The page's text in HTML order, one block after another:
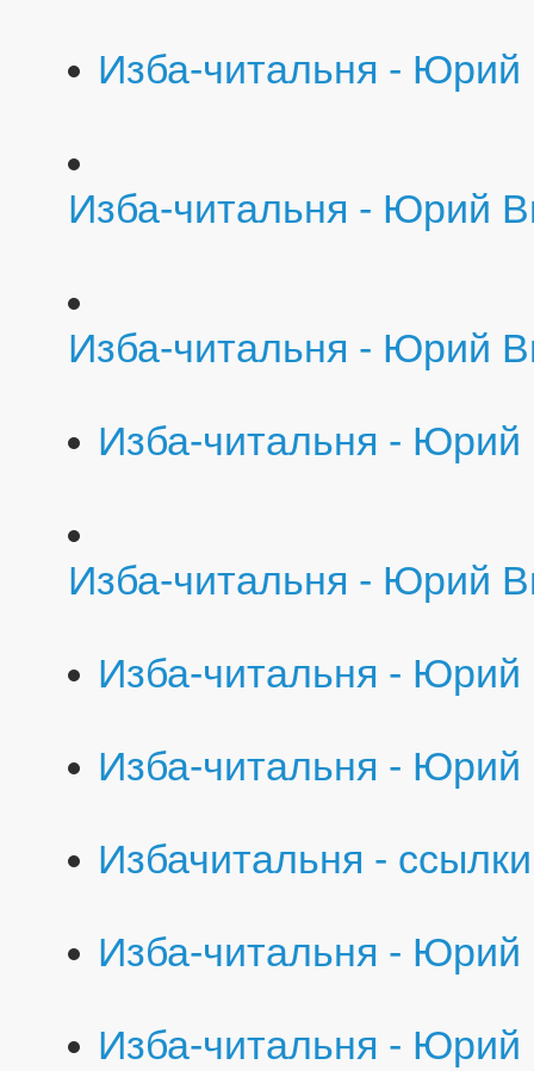
Изба-читальня -
Изба-читальня - Юрий
Изба-читальня - Юрий
Изба-читальня - Юрий
Изба-читальня - Юрий
Изба-читальня - Юрий
Изба-читальня -
Избачитальня - ссылки
Изба-читальня - Юрий
Изба-читальня - Юрий